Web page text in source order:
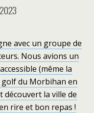
avec un groupe de
Nous avions un
(même la
golf du Morbihan en
découvert la ville de
rire et bon repas !